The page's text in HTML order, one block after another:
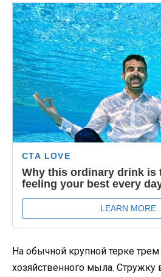
На обычной крупной терке трем
хозяйственного мыла.